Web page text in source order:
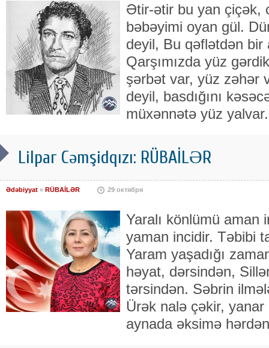
Ətir-ətir bu yan çiçək,
bəbəyimi oyan gül.
deyil, Bu qəflətdən bir
Qarşımızda yüz
şərbət var, yüz zəhər
deyil, basdığını
müxənnətə yüz
Lilpar Cəmşidqızı: RÜBAİLƏR
Ədəbiyyat » RÜBAİLƏR 29 октября
Yaralı könlümü aman
yaman incidir. Təbibi
Yaram yaşadığı
həyat, dərsindən,
tərsindən. Səbrin
Ürək nalə çəkir, yanar
aynada əksimə